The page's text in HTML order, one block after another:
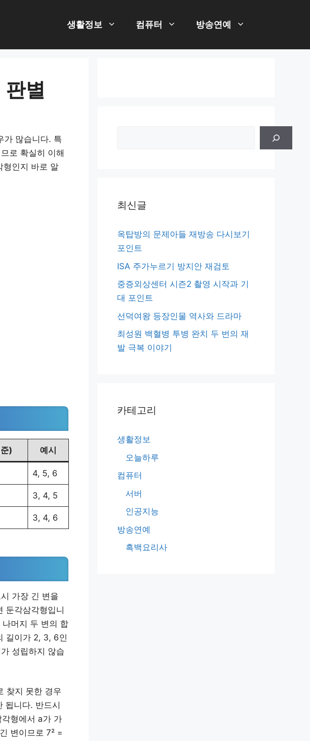
생활정보 컴퓨터 방송연예
별
가 많습니다. 특
로 확실히 이해
형인지 바로 알
) 예시
4, 5, 6
3, 4, 5
3, 4, 6
가장 긴 변을
둔각삼각형입니
머지 두 변의 합
길이가 2, 3, 6인
성립하지 않습
찾지 못한 경우
됩니다. 반드시
형에서 a가 가
변이므로 7² =
최신글
옥탑방의 문제아들 재방송 다시보기
포인트
ISA 주가누르기 방지안 재검토
중증외상센터 시즌2 촬영 시작과 기
대 포인트
선덕여왕 등장인물 역사와 드라마
최성원 백혈병 투병 완치 두 번의 재
발 극복 이야기
카테고리
생활정보
오늘하루
컴퓨터
서버
인공지능
방송연예
흑백요리사